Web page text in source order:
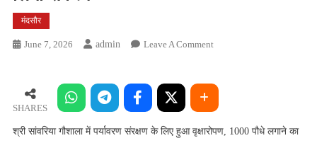
मंदसौर
June 7, 2026 Admin Leave A CommentOn
गौशाला
में
SHARES
श्री सांवरिया गौशाला में पर्यावरण संरक्षण के लिए हुआ वृक्षारोपण, 1000 पौधे लगाने का